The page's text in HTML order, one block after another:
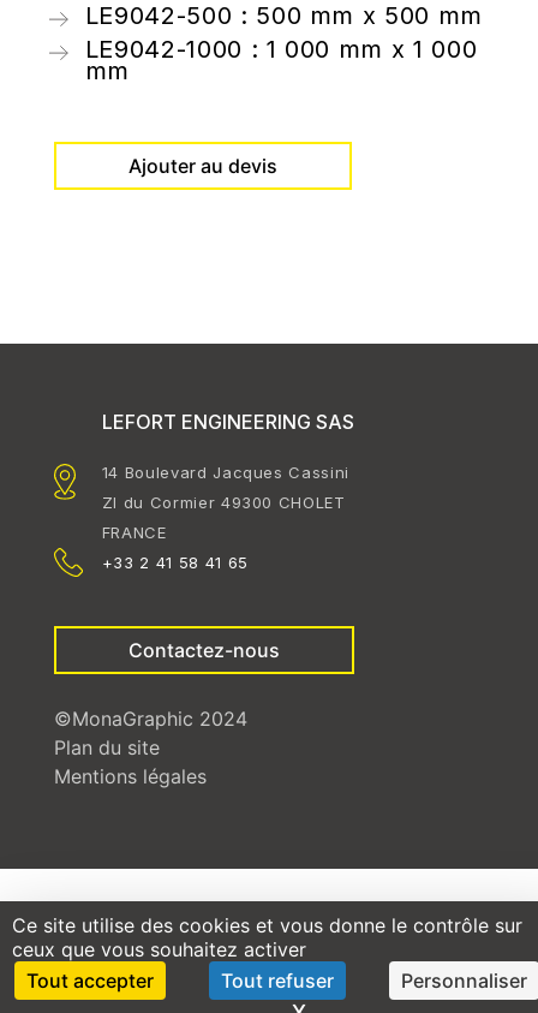
Ce site utilise des cookies et vous donne le contrôle sur
ceux que vous souhaitez activer
Tout accepter
Tout refuser Personnaliser
LE9042-500 : 500 mm x 500 mm
LE9042-1000 : 1 000 mm x 1 000
mm
Ajouter au devis
LEFORT ENGINEERING SAS
14 Boulevard Jacques Cassini
ZI du Cormier 49300 CHOLET
FRANCE
+33 2 41 58 41 65
Contactez-nous
©MonaGraphic 2024
Plan du site
Mentions légales